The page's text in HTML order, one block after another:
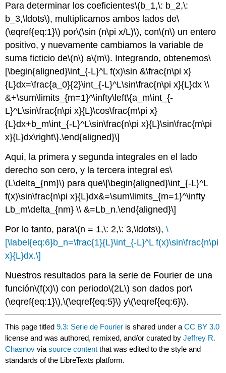
Para determinar los coeficientes\(b_1,\: b_2,\:
b_3,\ldots\), multiplicamos ambos lados de\
(\eqref{eq:1}\) por\(\sin (n\pi x/L)\), con\(n\) un entero
positivo, y nuevamente cambiamos la variable de
suma ficticio de\(n\) a\(m\). Integrando, obtenemos\
[\begin{aligned}\int_{-L}^L f(x)\sin &\frac{n\pi x}
{L}dx=\frac{a_0}{2}\int_{-L}^L\sin\frac{n\pi x}{L}dx \\
&+\sum\limits_{m=1}^\infty\left\{a_m\int_{-
L}^L\sin\frac{n\pi x}{L}\cos\frac{m\pi x}
{L}dx+b_m\int_{-L}^L\sin\frac{n\pi x}{L}\sin\frac{m\pi
x}{L}dx\right\}.\end{aligned}\]
Aquí, la primera y segunda integrales en el lado
derecho son cero, y la tercera integral es\
(L\delta_{nm}\) para que\[\begin{aligned}\int_{-L}^L
f(x)\sin\frac{n\pi x}{L}dx&=\sum\limits_{m=1}^\infty
Lb_m\delta_{nm} \\ &=Lb_n.\end{aligned}\]
Por lo tanto, para\(n = 1,\: 2,\: 3,\ldots\),\
[\label{eq:6}b_n=\frac{1}{L}\int_{-L}^L f(x)\sin\frac{n\pi
x}{L}dx.\]
Nuestros resultados para la serie de Fourier de una
función\(f(x)\) con periodo\(2L\) son dados por\
(\eqref{eq:1}\),\(\eqref{eq:5}\) y\(\eqref{eq:6}\).
This page titled9.3: Serie de Fourier is shared under aCC BY 3.0
license and was authored, remixed, and/or curated byJeffrey R.
Chasnov viasource content that was edited to the style and
standards of the LibreTexts platform.